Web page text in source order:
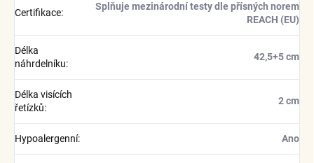
Certifikace:
Splňuje mezinárodní testy dle přísných norem
REACH (EU)
Délka
náhrdelníku:
42,5+5 cm
Délka visících
řetízků:
2 cm
Hypoalergenní: Ano